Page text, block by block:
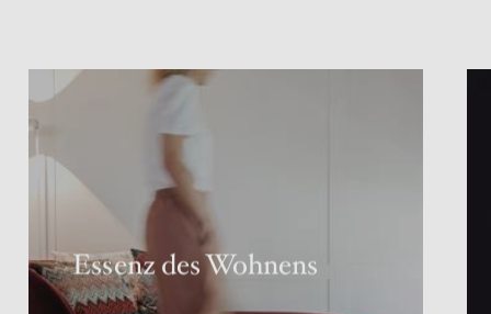
Essenz des Wohnens